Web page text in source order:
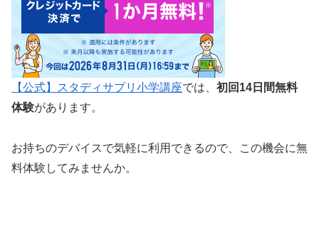
【公式】スタディサプリ小学講座では、 初回14日間無料
体験があります。
お持ちのデバイスで気軽に利用できるので、この機会に無
料体験してみませんか。